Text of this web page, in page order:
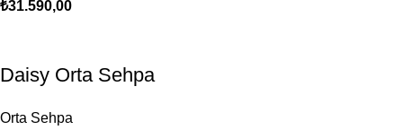
₺31.590,00
Daisy Orta Sehpa
Orta Sehpa